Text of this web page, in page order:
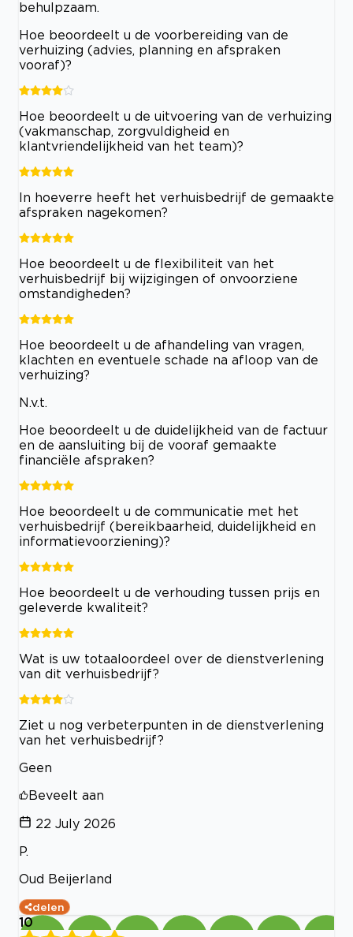
behulpzaam.
Hoe beoordeelt u de voorbereiding van de
verhuizing (advies, planning en afspraken
vooraf)?
Hoe beoordeelt u de uitvoering van de verhuizing
(vakmanschap, zorgvuldigheid en
klantvriendelijkheid van het team)?
In hoeverre heeft het verhuisbedrijf de gemaakte
afspraken nagekomen?
Hoe beoordeelt u de flexibiliteit van het
verhuisbedrijf bij wijzigingen of onvoorziene
omstandigheden?
Hoe beoordeelt u de afhandeling van vragen,
klachten en eventuele schade na afloop van de
verhuizing?
N.v.t.
Hoe beoordeelt u de duidelijkheid van de factuur
en de aansluiting bij de vooraf gemaakte
financiële afspraken?
Hoe beoordeelt u de communicatie met het
verhuisbedrijf (bereikbaarheid, duidelijkheid en
informatievoorziening)?
Hoe beoordeelt u de verhouding tussen prijs en
geleverde kwaliteit?
Wat is uw totaaloordeel over de dienstverlening
van dit verhuisbedrijf?
Ziet u nog verbeterpunten in de dienstverlening
van het verhuisbedrijf?
Geen
Beveelt aan
22 July 2026
P.
Oud Beijerland
delen
10